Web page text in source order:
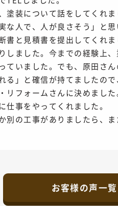
装について話をしてくれま
な人で、人が良さそう」と思
書と見積書を提出してくれ
しました。今までの経験上
ていました。でも、原田さ
る」と確信が持てましたの
リフォームさんに決めまし
仕事をやってくれました。
別の工事がありましたら、
お客様の声一